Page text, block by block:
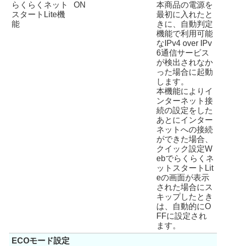
らくらくネット
スタートLite機
能
ON
本商品の電源を
最初に入れたと
きに、自動判定
機能で利用可能
なIPv4 over IPv
6通信サービス
が検出されなか
った場合に起動
します。
本機能によりイ
ンターネット接
続の設定をした
あとにインター
ネットへの接続
ができた場合、
クイック設定W
ebでらくらくネ
ットスタートLit
eの画面が表示
された場合にス
キップしたとき
は、自動的にO
FFに設定され
ます。
ECOモード設定